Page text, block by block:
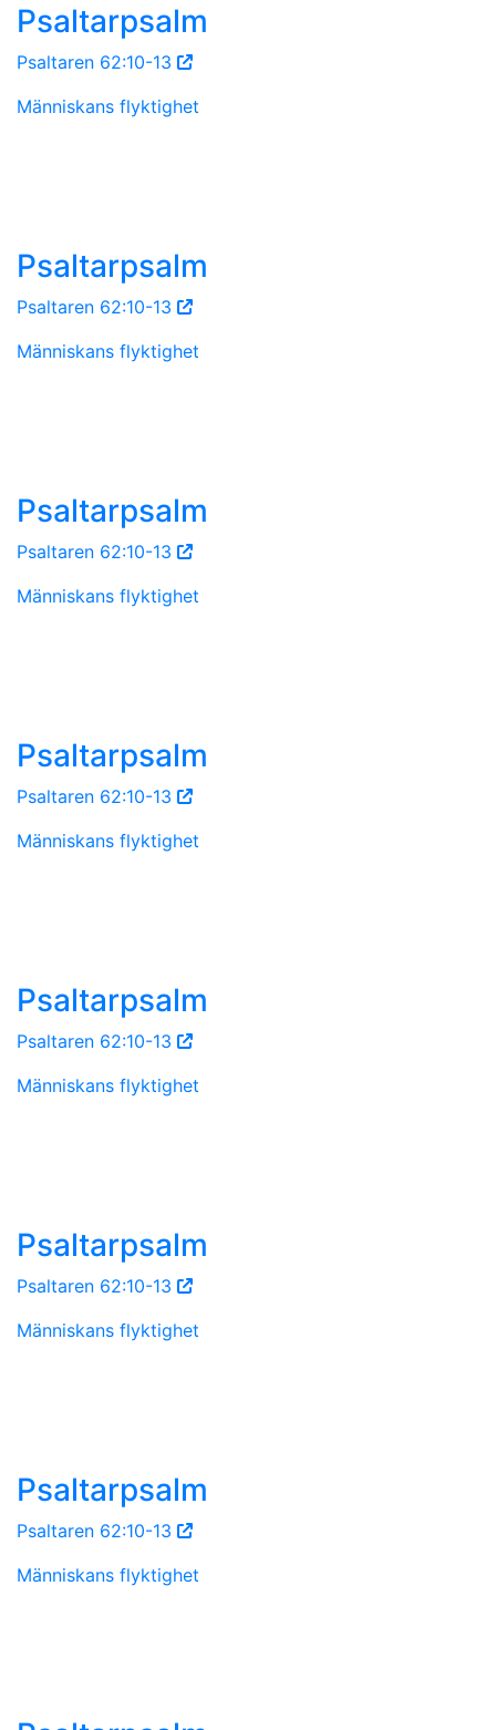
Psaltarpsalm
Psaltaren 62:10-13
Människans flyktighet
Psaltarpsalm
Psaltaren 62:10-13
Människans flyktighet
Psaltarpsalm
Psaltaren 62:10-13
Människans flyktighet
Psaltarpsalm
Psaltaren 62:10-13
Människans flyktighet
Psaltarpsalm
Psaltaren 62:10-13
Människans flyktighet
Psaltarpsalm
Psaltaren 62:10-13
Människans flyktighet
Psaltarpsalm
Psaltaren 62:10-13
Människans flyktighet